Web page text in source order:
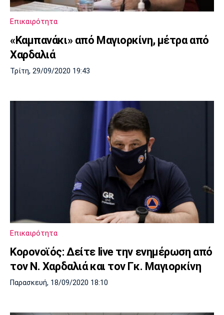
Επικαιρότητα
«Καμπανάκι» από Μαγιορκίνη, μέτρα από
Χαρδαλιά
Τρίτη, 29/09/2020 19:43
Επικαιρότητα
Κορονοϊός: Δείτε live την ενημέρωση από
τον Ν. Χαρδαλιά και τον Γκ. Μαγιορκίνη
Παρασκευή, 18/09/2020 18:10